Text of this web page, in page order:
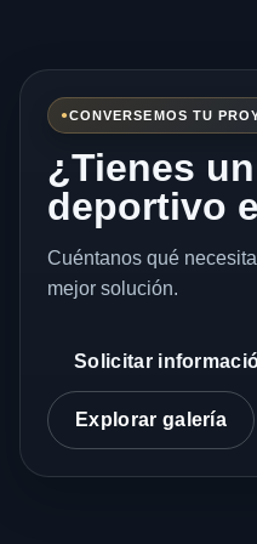
CONVERSEMOS TU
¿Tienes
deportivo
Cuéntanos qué
mejor solución.
Solicitar
Explorar galería